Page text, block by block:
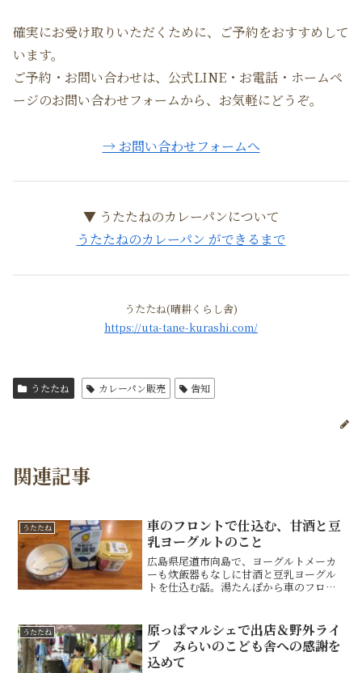
確実にお受け取りいただくために、ご予約をおすすめして
います。
ご予約・お問い合わせは、公式LINE・お電話・ホームペ
ージのお問い合わせフォームから、お気軽にどうぞ。
→ お問い合わせフォームへ
▼ うたたねのカレーパンについて
うたたねのカレーパン ができるまで
うたたね(晴耕くらし舎)
https://uta-tane-kurashi.com/
うたたね カレーパン販売 告知
関連記事
うたたね
車のフロントで仕込む、甘酒と豆
乳ヨーグルトのこと
広島県尾道市向島で、ヨーグルトメーカ
ーも炊飯器もなしに甘酒と豆乳ヨーグル
トを仕込む話。湯たんぽから車のフロン
す。
うたたね
原っぱマルシェで出店＆野外ライ
ブ みらいのこども舎への感謝を
込めて